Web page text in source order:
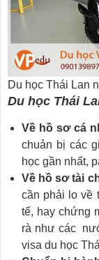
Du học Thái Lan
Du học Thái
Về hồ sơ cá
chuản bị các
học gần nhất,
Về hồ sơ tài
cần phải lo về
tế, hay chứng
rà như các
visa du học